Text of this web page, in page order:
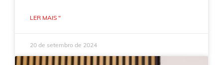
LER MAIS "
20 de setembro de 2024